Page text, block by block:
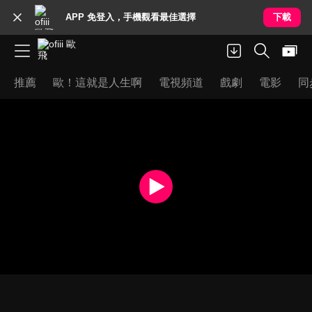
APP 免登入，手機觀看最佳選擇 下載
推薦 歐！這就是人生啊 電視頻道 戲劇 電影